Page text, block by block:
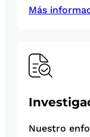
Más
Nuestro